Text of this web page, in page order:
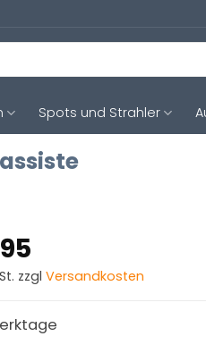
Spots und Strahler
zzgl Versandkosten